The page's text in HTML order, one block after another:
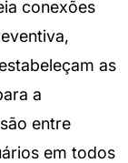
conexões
as
a
entre
em todos